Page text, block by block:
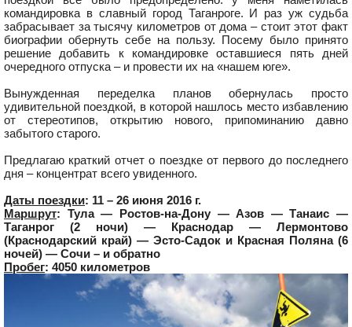
командировка в славный город Таганроге. И раз уж судьба
забрасывает за тысячу километров от дома – стоит этот факт
биографии обернуть себе на пользу. Посему было принято
решение добавить к командировке оставшиеся пять дней
очередного отпуска – и провести их на «нашем юге».
Вынужденная переделка планов обернулась просто
удивительной поездкой, в которой нашлось место избавлению
от стереотипов, открытию нового, припоминанию давно
забытого старого.
Предлагаю краткий отчет о поездке от первого до последнего
дня – концентрат всего увиденного.
Даты поездки: 11 – 26 июня 2016 г.
Маршрут: Тула — Ростов-на-Дону — Азов — Танаис —
Таганрог (2 ночи) — Краснодар — Лермонтово
(Краснодарский край) — Эсто-Садок и Красная Поляна (6
ночей) — Сочи – и обратно
Пробег: 4050 километров